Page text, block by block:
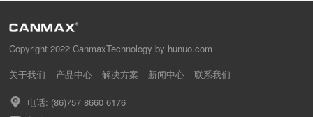
Copyright 2022 CanmaxTechnology by hunuo.com
关于我们
产品中心 解决方案 新闻中心 联系我们
电话: (86)757 8660 6176